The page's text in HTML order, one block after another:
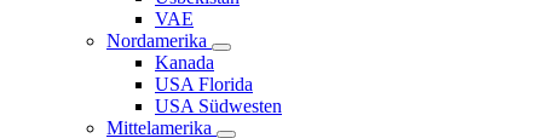
VAE
Nordamerika
Kanada
USA Florida
USA Südwesten
Mittelamerika